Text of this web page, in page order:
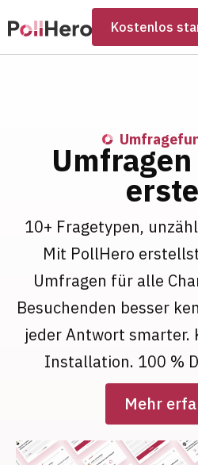
Kostenlos
10+ Fragetypen,
Mit PollHero
Umfragen für alle
Besuchenden besser
jeder Antwort smarter.
Installation. 100 %
Mehr